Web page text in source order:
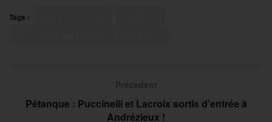
Tags :
Pétanque : Puccinelli et Lacroix sortis d’entrée à
Andrézieux !